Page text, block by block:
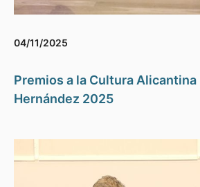
04/11/2025
Premios a la Cultura Alicantina
Hernández 2025